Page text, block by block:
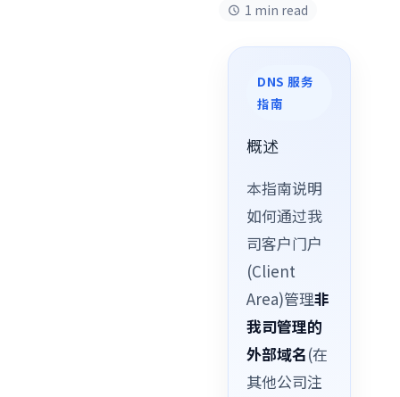
1 min read
DNS 服务
指南
概述
本指南说明
如何通过我
司客户门户
(Client
Area)管理非
我司管理的
外部域名(在
其他公司注